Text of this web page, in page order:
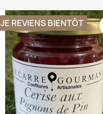
JE REVIENS BIENTÔT